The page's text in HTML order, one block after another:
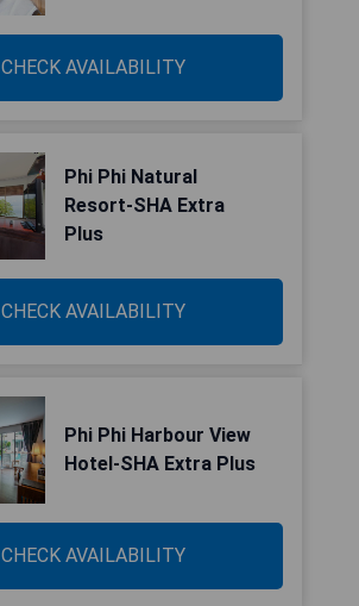
CHECK AVAILABILITY
Phi Phi Natural
Resort-SHA Extra
Plus
CHECK AVAILABILITY
Phi Phi Harbour View
Hotel-SHA Extra Plus
CHECK AVAILABILITY